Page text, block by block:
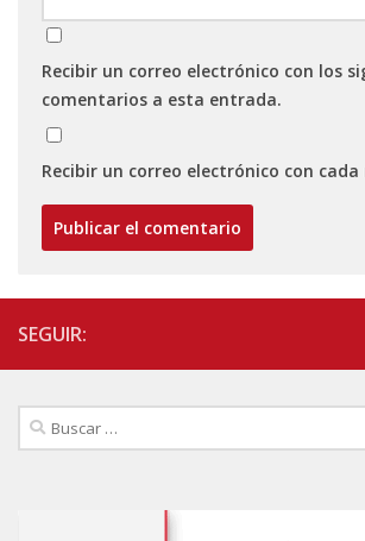
Recibir un correo electrónico con los
comentarios a esta entrada.
Recibir un correo electrónico con
SEGUIR:
Buscar: